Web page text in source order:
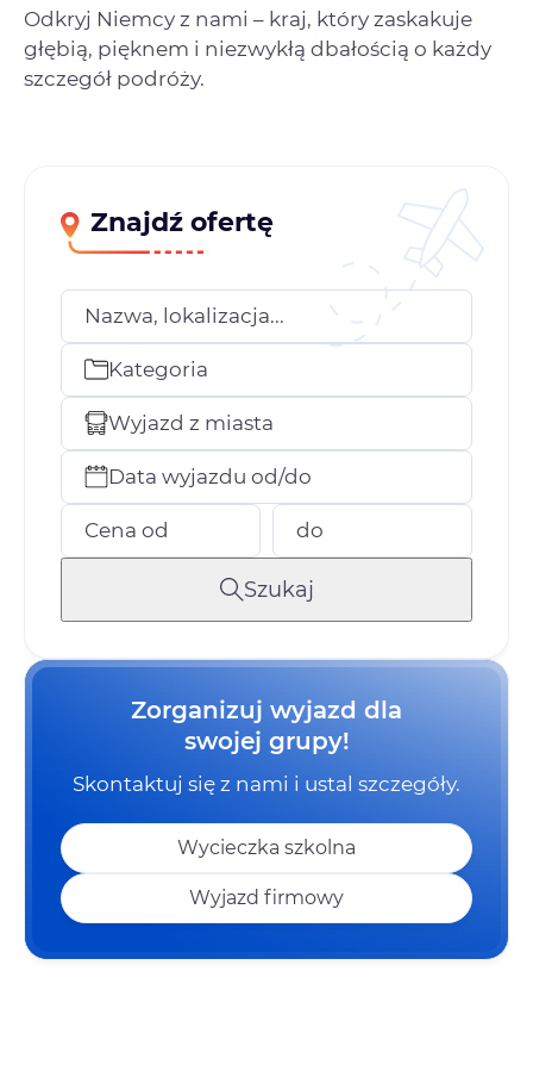
Odkryj Niemcy z nami – kraj, który zaskakuje
głębią, pięknem i niezwykłą dbałością o każdy
szczegół podróży.
Znajdź ofertę
Nazwa, lokalizacja...
Kategoria
Wyjazd z miasta
Data wyjazdu od/do
Cena od do
Szukaj
Zorganizuj wyjazd dla
swojej grupy!
Skontaktuj się z nami i ustal szczegóły.
Wycieczka szkolna
Wyjazd firmowy